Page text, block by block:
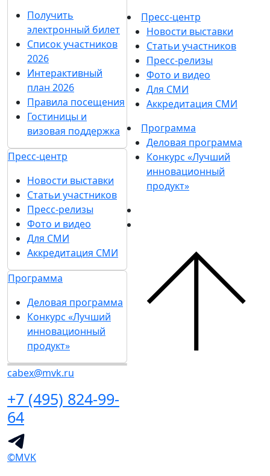
Получить
электронный билет
Список участников
2026
Интерактивный
план 2026
Правила посещения
Гостиницы и
визовая поддержка
Пресс-центр
Новости выставки
Статьи участников
Пресс-релизы
Фото и видео
Для СМИ
Аккредитация СМИ
Программа
Деловая программа
Конкурс «Лучший
инновационный
продукт»
cabex@mvk.ru
+7 (495) 824-99-
64
Пресс-центр
Новости выставки
Статьи участников
Пресс-релизы
Фото и видео
Для СМИ
Аккредитация СМИ
Программа
Деловая программа
Конкурс «Лучший
инновационный
продукт»
©MVK